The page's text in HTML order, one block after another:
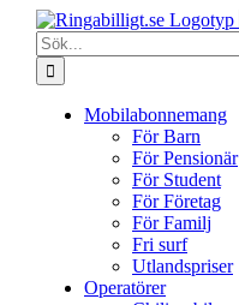
Fortsätt
innehållet
Sök
efter:
Mobilabonnemang
För Barn
För Pensionär
För Student
För Företag
För Familj
Fri surf
Utlandspriser
Operatörer